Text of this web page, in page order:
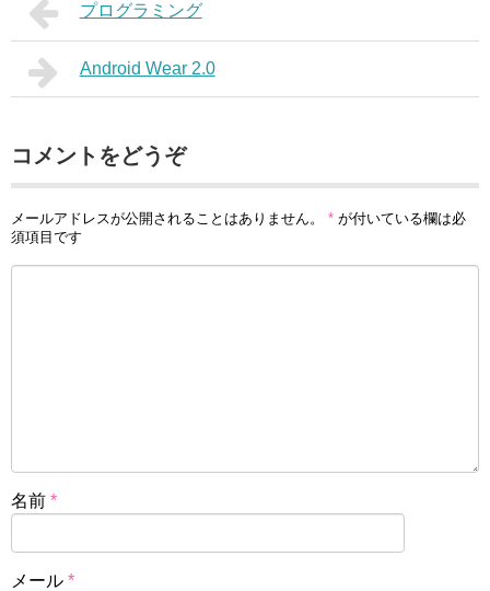
プログラミング
Android Wear 2.0
コメントをどうぞ
メールアドレスが公開されることはありません。 * が付いている欄は必
須項目です
名前 *
メール *